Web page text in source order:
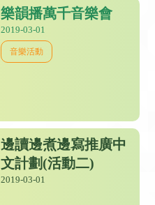
樂韻播萬千音樂會
2019-03-01
音樂活動
邊讀邊煮邊寫推廣中
文計劃(活動二)
2019-03-01